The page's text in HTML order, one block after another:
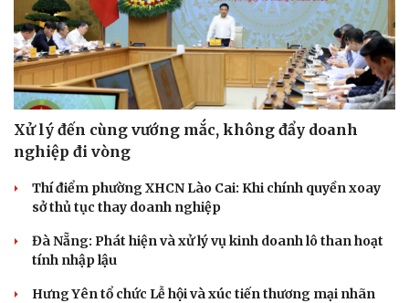
Xử lý đến cùng vướng mắc, không đẩy doanh
nghiệp đi vòng
Thí điểm phường XHCN Lào Cai: Khi chính quyền xoay
sở thủ tục thay doanh nghiệp
Đà Nẵng: Phát hiện và xử lý vụ kinh doanh lô than hoạt
tính nhập lậu
Hưng Yên tổ chức Lễ hội và xúc tiến thương mại nhãn